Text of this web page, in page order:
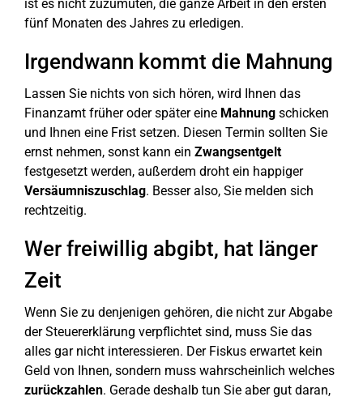
ist es nicht zuzumuten, die ganze Arbeit in den ersten
fünf Monaten des Jahres zu erledigen.
Irgendwann kommt die Mahnung
Lassen Sie nichts von sich hören, wird Ihnen das
Finanzamt früher oder später eine Mahnung schicken
und Ihnen eine Frist setzen. Diesen Termin sollten Sie
ernst nehmen, sonst kann ein Zwangsentgelt
festgesetzt werden, außerdem droht ein happiger
Versäumniszuschlag. Besser also, Sie melden sich
rechtzeitig.
Wer freiwillig abgibt, hat länger
Zeit
Wenn Sie zu denjenigen gehören, die nicht zur Abgabe
der Steuererklärung verpflichtet sind, muss Sie das
alles gar nicht interessieren. Der Fiskus erwartet kein
Geld von Ihnen, sondern muss wahrscheinlich welches
zurückzahlen. Gerade deshalb tun Sie aber gut daran,